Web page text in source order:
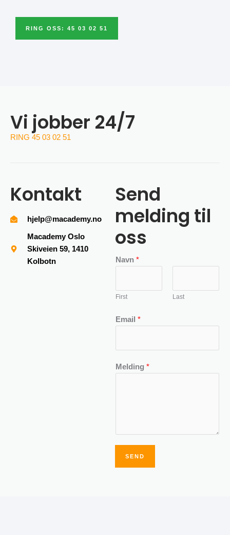
RING OSS: 45 03 02 51
Vi jobber 24/7
RING 45 03 02 51
Kontakt
hjelp@macademy.no
Macademy Oslo
Skiveien 59, 1410
Kolbotn
Send
melding til
oss
Navn *
First Last
Email *
Melding *
SEND